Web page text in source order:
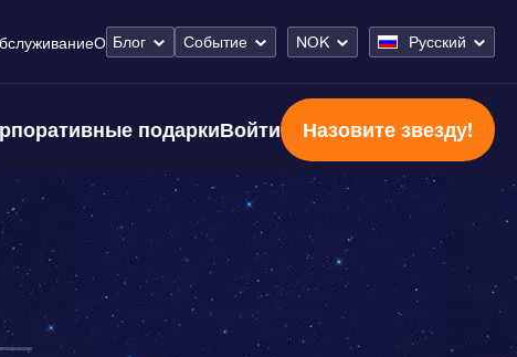
О Блог Событие NOK Русский
подаркиВойти Назовите звезду!